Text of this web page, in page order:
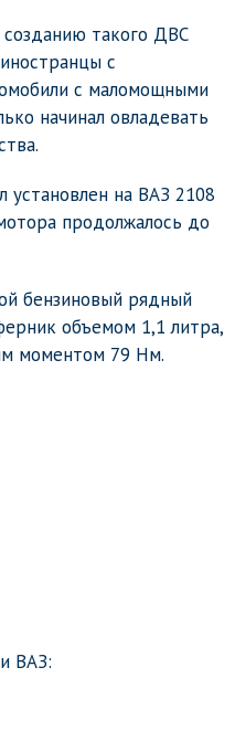
такого ДВС
с
с маломощными
начинал овладевать
на ВАЗ 2108
продолжалось до
бензиновый рядный
объемом 1,1 литра,
моментом 79 Нм.
ВАЗ: